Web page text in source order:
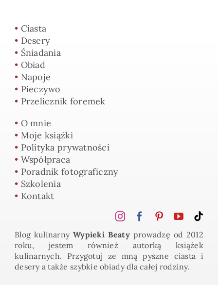
• Ciasta
• Desery
• Śniadania
• Obiad
• Napoje
• Pieczywo
• Przelicznik foremek
• O mnie
• Moje książki
• Polityka prywatności
• Współpraca
• Poradnik fotograficzny
• Szkolenia
• Kontakt
Blog kulinarny Wypieki Beaty prowadzę od 2012
roku, jestem również autorką książek
kulinarnych. Przygotuj ze mną pyszne ciasta i
desery a także szybkie obiady dla całej rodziny.